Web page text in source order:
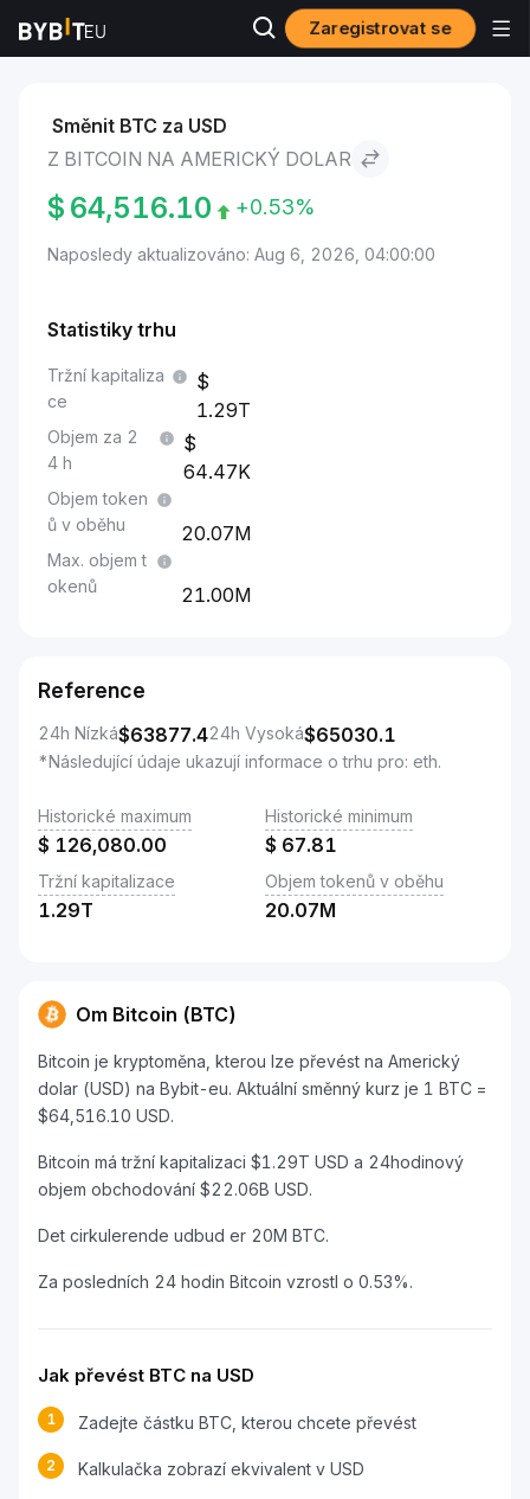
Zaregistrovat se
Trhy Cena Bitcoin BTC Bitcoin to Americký dolar
Směnit BTC za USD
Z BITCOIN NA AMERICKÝ DOLAR
$ 64,516.10 +0.53%
Naposledy aktualizováno: Aug 6, 2026, 04:00:00
Statistiky trhu
Tržní kapitaliza
ce
1.29T
Objem za 2
4 h
64.47K
Objem token
ů v oběhu
20.07M
Max. objem t
okenů
21.00M
Reference
24h Nízká$63877.424h Vysoká$65030.1
*Následující údaje ukazují informace o trhu pro: eth.
Historické maximum
$ 126,080.00
Historické minimum
$ 67.81
Tržní kapitalizace
1.29T
Objem tokenů v oběhu
20.07M
Om Bitcoin (BTC)
Bitcoin je kryptoměna, kterou lze převést na Americký
dolar (USD) na Bybit-eu. Aktuální směnný kurz je 1 BTC =
$64,516.10 USD.
Bitcoin má tržní kapitalizaci $1.29T USD a 24hodinový
objem obchodování $22.06B USD.
Det cirkulerende udbud er 20M BTC.
Za posledních 24 hodin Bitcoin vzrostl o 0.53%.
Jak převést BTC na USD
1 Zadejte částku BTC, kterou chcete převést
2 Kalkulačka zobrazí ekvivalent v USD